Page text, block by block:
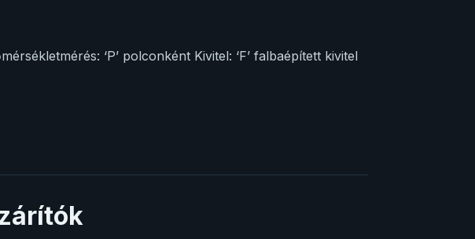
‘P’ polconként Kivitel: ‘F’ falbaépített kivitel